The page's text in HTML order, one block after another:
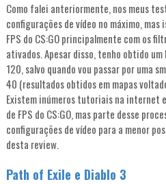
Como falei anteriormente, nos meus
configurações de vídeo no máximo, mas
FPS do CS:GO principalmente com os
ativados. Apesar disso, tenho obtido
120, salvo quando vou passar por uma
40 (resultados obtidos em mapas
Existem inúmeros tutoriais na internet
de FPS do CS:GO, mas parte desse
configurações de vídeo para a menor
desta review.
Path of Exile e Diablo 3